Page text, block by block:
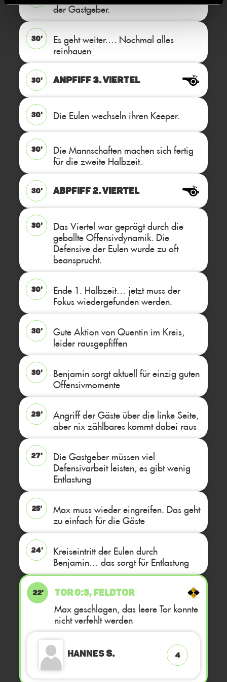
der Gastgeber.
30'
Es geht weiter…. Nochmal alles
reinhauen
30' ANPFIFF 3. Viertel
30' Die Eulen wechseln ihren Keeper.
30'
Die Mannschaften machen sich fertig
für die zweite Halbzeit.
30' ABPFIFF 2. Viertel
30'
Das Viertel war geprägt durch die
geballte Offensivdynamik. Die
Defensive der Eulen wurde zu oft
beansprucht.
30'
Ende 1. Halbzeit… jetzt muss der
Fokus wiedergefunden werden.
30'
Gute Aktion von Quentin im Kreis,
leider rausgepfiffen
30'
Benjamin sorgt aktuell für einzig guten
Offensivmomente
29'
Angriff der Gäste über die linke Seite,
aber nix zählbares kommt dabei raus
27'
Die Gastgeber müssen viel
Defensivarbeit leisten, es gibt wenig
Entlastung
25'
Max muss wieder eingreifen. Das geht
zu einfach für die Gäste
24'
Kreiseintritt der Eulen durch
Benjamin… das sorgt für Entlastung
22' TOR 0:3, FELDTOR
Max geschlagen, das leere Tor konnte
nicht verfehlt werden
HannesS. 4